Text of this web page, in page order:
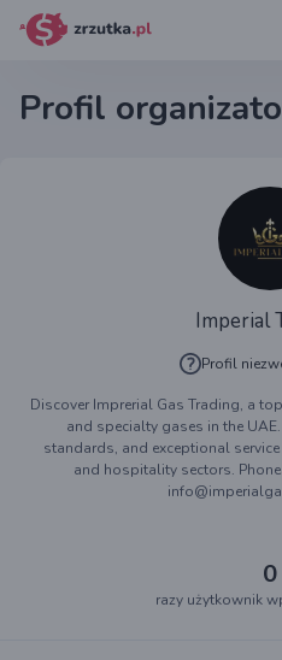
Profil
Imperial
Profil
Discover Imprerial Gas Trading, a
and specialty gases in the
standards, and exceptional
and hospitality sectors.
0
razy użytkownik